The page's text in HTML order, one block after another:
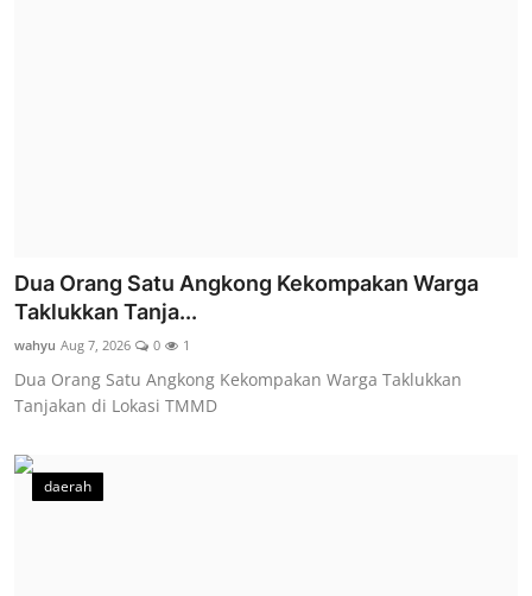
Dua Orang Satu Angkong Kekompakan Warga
Taklukkan Tanja...
wahyu Aug 7, 2026 0 1
Dua Orang Satu Angkong Kekompakan Warga Taklukkan
Tanjakan di Lokasi TMMD
daerah